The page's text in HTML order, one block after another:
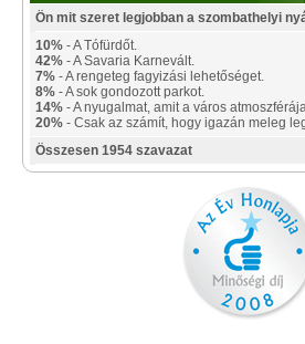
Ön mit szeret legjobban a szombathelyi
10% - A Tófürdőt.
42% - A Savaria Karnevált.
7% - A rengeteg fagyizási lehetőséget.
8% - A sok gondozott parkot.
14% - A nyugalmat, amit a város
20% - Csak az számít, hogy igazán meleg
Összesen 1954 szavazat